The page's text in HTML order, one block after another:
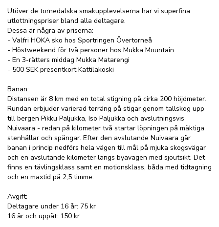
Utöver de tornedalska smakupplevelserna har vi superfina
utlottningspriser bland alla deltagare.
Dessa är några av priserna:
- Valfri HOKA sko hos Sportringen Övertorneå
- Höstweekend för två personer hos Mukka Mountain
- En 3-rätters middag Mukka Matarengi
- 500 SEK presentkort Kattilakoski
Banan:
Distansen är 8 km med en total stigning på cirka 200 höjdmeter.
Rundan erbjuder varierad terräng på stigar genom tallskog upp
till bergen Pikku Paljukka, Iso Paljukka och avslutningsvis
Nuivaara - redan på kilometer två startar löpningen på mäktiga
stenhällar och spångar. Efter den avslutande Nuivaara går
banan i princip nedförs hela vägen till mål på mjuka skogsvägar
och en avslutande kilometer längs byavägen med sjöutsikt. Det
finns en tävlingsklass samt en motionsklass, båda med tidtagning
och en maxtid på 2,5 timme.
Avgift:
Deltagare under 16 år: 75 kr
16 år och uppåt: 150 kr